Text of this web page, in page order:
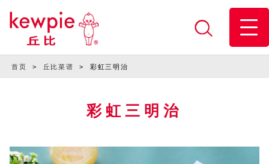
首页 > 丘比菜谱 > 彩虹三明治
彩虹三明治